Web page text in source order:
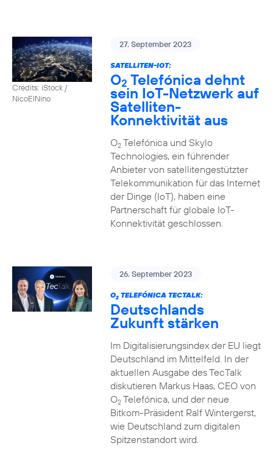
Credits: iStock /
NicoElNino
27. September 2023
SATELLITEN-IOT:
O2 Telefónica dehnt
sein IoT-Netzwerk auf
Satelliten-
Konnektivität aus
O2Telefónica und Skylo
Technologies, ein führender
Anbieter von satellitengestützter
Telekommunikation für das Internet
der Dinge (IoT), haben eine
Partnerschaft für globale IoT-
Konnektivität geschlossen.
26. September 2023
O2TELEFÓNICA TECTALK:
Deutschlands
Zukunft stärken
Im Digitalisierungsindex der EU liegt
Deutschland im Mittelfeld. In der
aktuellen Ausgabe des TecTalk
diskutieren Markus Haas, CEO von
O2Telefónica, und der neue
Bitkom-Präsident Ralf Wintergerst,
wie Deutschland zum digitalen
Spitzenstandort wird.